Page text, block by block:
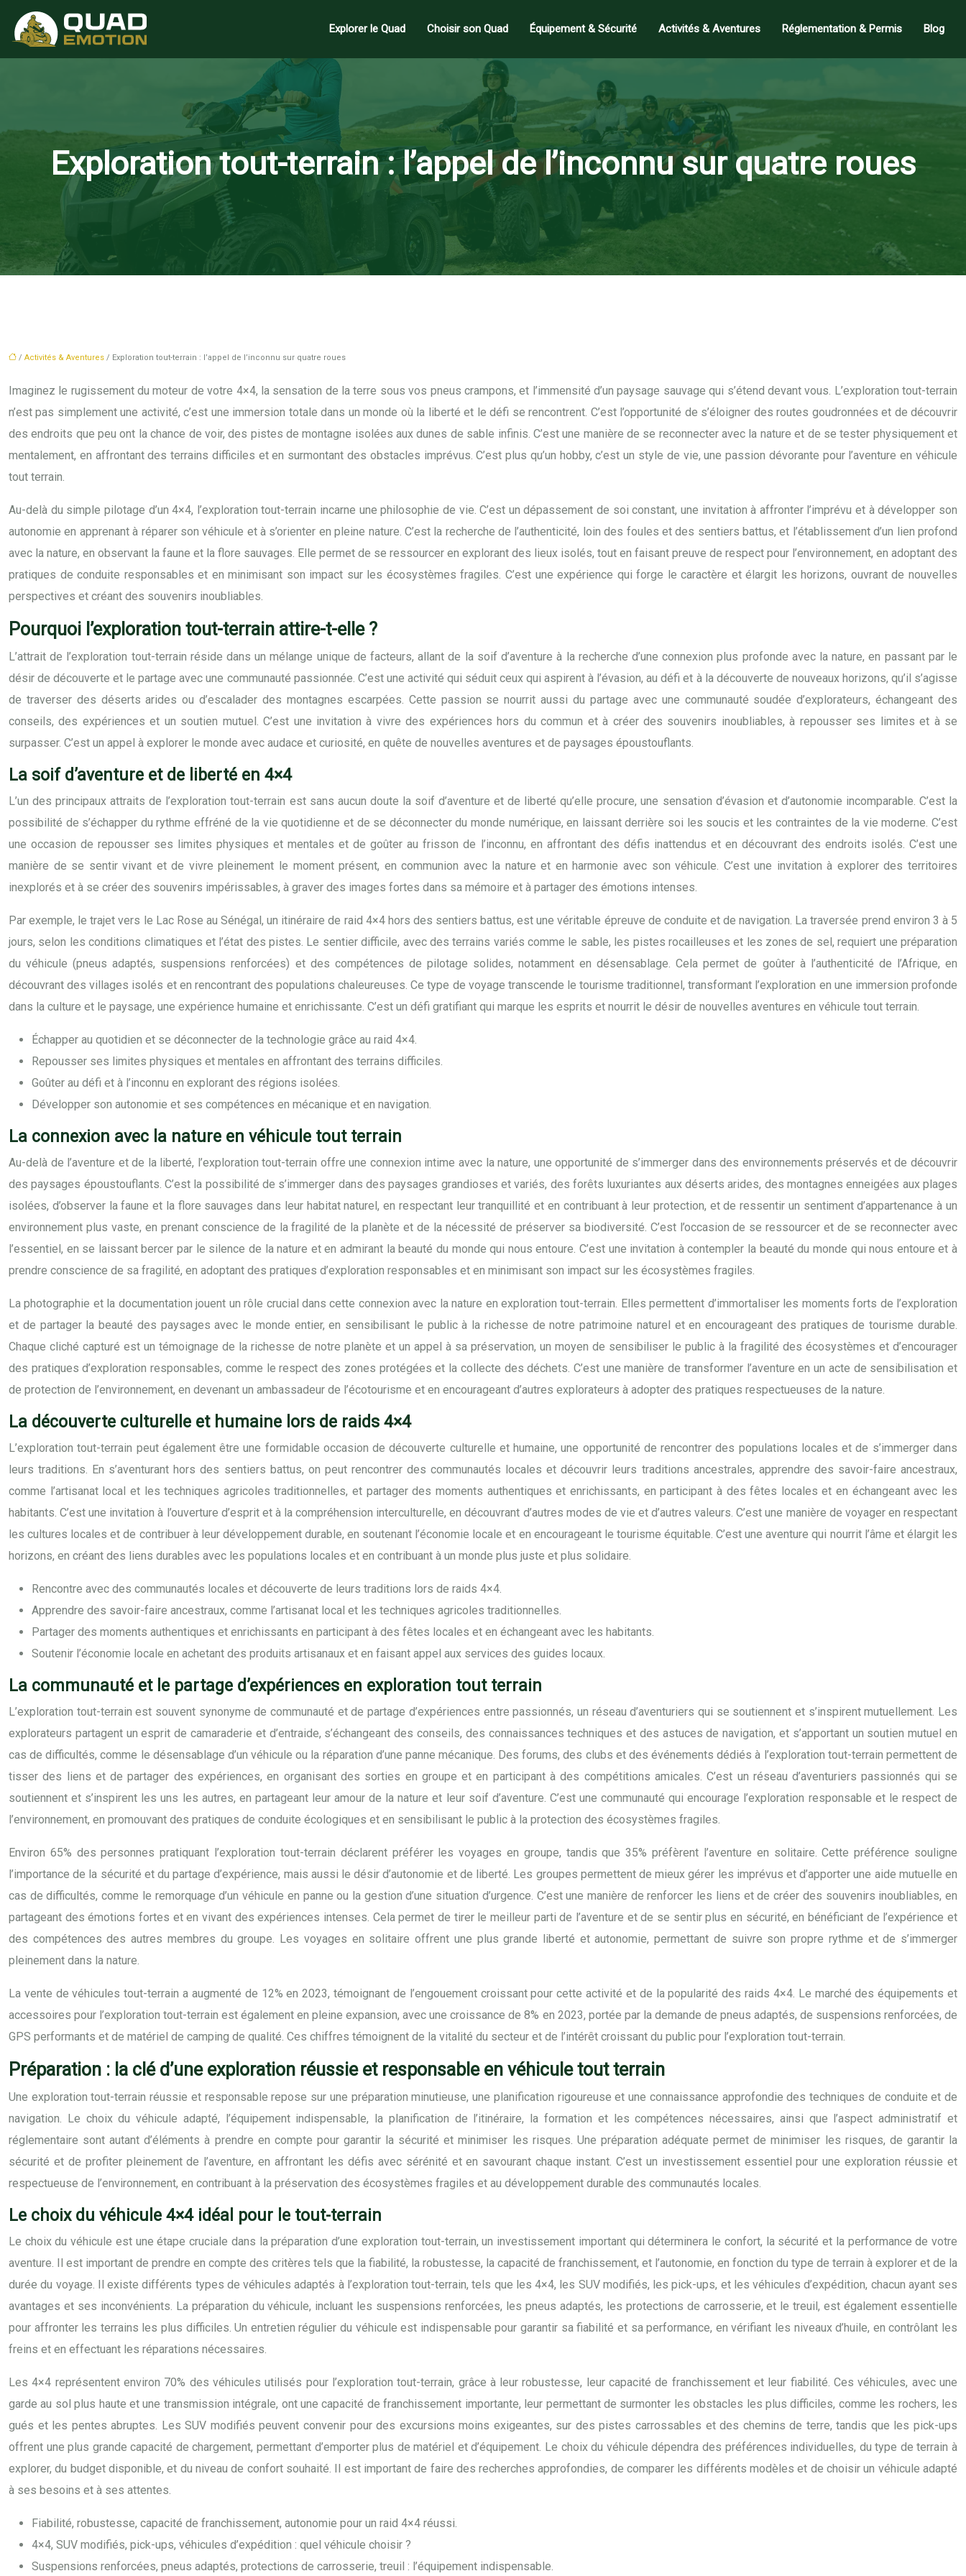
Explorer le Quad Choisir son Quad Équipement & Sécurité Activités & Aventures Réglementation & Permis Blog
Exploration tout-terrain : l’appel de l’inconnu sur quatre roues
/ Activités & Aventures / Exploration tout-terrain : l’appel de l’inconnu sur quatre roues
Imaginez le rugissement du moteur de votre 4×4, la sensation de la terre sous vos pneus crampons, et l’immensité d’un paysage sauvage qui s’étend devant vous. L’exploration tout-terrain
n’est pas simplement une activité, c’est une immersion totale dans un monde où la liberté et le défi se rencontrent. C’est l’opportunité de s’éloigner des routes goudronnées et de découvrir
des endroits que peu ont la chance de voir, des pistes de montagne isolées aux dunes de sable infinis. C’est une manière de se reconnecter avec la nature et de se tester physiquement et
mentalement, en affrontant des terrains difficiles et en surmontant des obstacles imprévus. C’est plus qu’un hobby, c’est un style de vie, une passion dévorante pour l’aventure en véhicule
tout terrain.
Au-delà du simple pilotage d’un 4×4, l’exploration tout-terrain incarne une philosophie de vie. C’est un dépassement de soi constant, une invitation à affronter l’imprévu et à développer son
autonomie en apprenant à réparer son véhicule et à s’orienter en pleine nature. C’est la recherche de l’authenticité, loin des foules et des sentiers battus, et l’établissement d’un lien profond
avec la nature, en observant la faune et la flore sauvages. Elle permet de se ressourcer en explorant des lieux isolés, tout en faisant preuve de respect pour l’environnement, en adoptant des
pratiques de conduite responsables et en minimisant son impact sur les écosystèmes fragiles. C’est une expérience qui forge le caractère et élargit les horizons, ouvrant de nouvelles
perspectives et créant des souvenirs inoubliables.
Pourquoi l’exploration tout-terrain attire-t-elle ?
L’attrait de l’exploration tout-terrain réside dans un mélange unique de facteurs, allant de la soif d’aventure à la recherche d’une connexion plus profonde avec la nature, en passant par le
désir de découverte et le partage avec une communauté passionnée. C’est une activité qui séduit ceux qui aspirent à l’évasion, au défi et à la découverte de nouveaux horizons, qu’il s’agisse
de traverser des déserts arides ou d’escalader des montagnes escarpées. Cette passion se nourrit aussi du partage avec une communauté soudée d’explorateurs, échangeant des
conseils, des expériences et un soutien mutuel. C’est une invitation à vivre des expériences hors du commun et à créer des souvenirs inoubliables, à repousser ses limites et à se
surpasser. C’est un appel à explorer le monde avec audace et curiosité, en quête de nouvelles aventures et de paysages époustouflants.
La soif d’aventure et de liberté en 4×4
L’un des principaux attraits de l’exploration tout-terrain est sans aucun doute la soif d’aventure et de liberté qu’elle procure, une sensation d’évasion et d’autonomie incomparable. C’est la
possibilité de s’échapper du rythme effréné de la vie quotidienne et de se déconnecter du monde numérique, en laissant derrière soi les soucis et les contraintes de la vie moderne. C’est
une occasion de repousser ses limites physiques et mentales et de goûter au frisson de l’inconnu, en affrontant des défis inattendus et en découvrant des endroits isolés. C’est une
manière de se sentir vivant et de vivre pleinement le moment présent, en communion avec la nature et en harmonie avec son véhicule. C’est une invitation à explorer des territoires
inexplorés et à se créer des souvenirs impérissables, à graver des images fortes dans sa mémoire et à partager des émotions intenses.
Par exemple, le trajet vers le Lac Rose au Sénégal, un itinéraire de raid 4×4 hors des sentiers battus, est une véritable épreuve de conduite et de navigation. La traversée prend environ 3 à 5
jours, selon les conditions climatiques et l’état des pistes. Le sentier difficile, avec des terrains variés comme le sable, les pistes rocailleuses et les zones de sel, requiert une préparation
du véhicule (pneus adaptés, suspensions renforcées) et des compétences de pilotage solides, notamment en désensablage. Cela permet de goûter à l’authenticité de l’Afrique, en
découvrant des villages isolés et en rencontrant des populations chaleureuses. Ce type de voyage transcende le tourisme traditionnel, transformant l’exploration en une immersion profonde
dans la culture et le paysage, une expérience humaine et enrichissante. C’est un défi gratifiant qui marque les esprits et nourrit le désir de nouvelles aventures en véhicule tout terrain.
Échapper au quotidien et se déconnecter de la technologie grâce au raid 4×4.
Repousser ses limites physiques et mentales en affrontant des terrains difficiles.
Goûter au défi et à l’inconnu en explorant des régions isolées.
Développer son autonomie et ses compétences en mécanique et en navigation.
La connexion avec la nature en véhicule tout terrain
Au-delà de l’aventure et de la liberté, l’exploration tout-terrain offre une connexion intime avec la nature, une opportunité de s’immerger dans des environnements préservés et de découvrir
des paysages époustouflants. C’est la possibilité de s’immerger dans des paysages grandioses et variés, des forêts luxuriantes aux déserts arides, des montagnes enneigées aux plages
isolées, d’observer la faune et la flore sauvages dans leur habitat naturel, en respectant leur tranquillité et en contribuant à leur protection, et de ressentir un sentiment d’appartenance à un
environnement plus vaste, en prenant conscience de la fragilité de la planète et de la nécessité de préserver sa biodiversité. C’est l’occasion de se ressourcer et de se reconnecter avec
l’essentiel, en se laissant bercer par le silence de la nature et en admirant la beauté du monde qui nous entoure. C’est une invitation à contempler la beauté du monde qui nous entoure et à
prendre conscience de sa fragilité, en adoptant des pratiques d’exploration responsables et en minimisant son impact sur les écosystèmes fragiles.
La photographie et la documentation jouent un rôle crucial dans cette connexion avec la nature en exploration tout-terrain. Elles permettent d’immortaliser les moments forts de l’exploration
et de partager la beauté des paysages avec le monde entier, en sensibilisant le public à la richesse de notre patrimoine naturel et en encourageant des pratiques de tourisme durable.
Chaque cliché capturé est un témoignage de la richesse de notre planète et un appel à sa préservation, un moyen de sensibiliser le public à la fragilité des écosystèmes et d’encourager
des pratiques d’exploration responsables, comme le respect des zones protégées et la collecte des déchets. C’est une manière de transformer l’aventure en un acte de sensibilisation et
de protection de l’environnement, en devenant un ambassadeur de l’écotourisme et en encourageant d’autres explorateurs à adopter des pratiques respectueuses de la nature.
La découverte culturelle et humaine lors de raids 4×4
L’exploration tout-terrain peut également être une formidable occasion de découverte culturelle et humaine, une opportunité de rencontrer des populations locales et de s’immerger dans
leurs traditions. En s’aventurant hors des sentiers battus, on peut rencontrer des communautés locales et découvrir leurs traditions ancestrales, apprendre des savoir-faire ancestraux,
comme l’artisanat local et les techniques agricoles traditionnelles, et partager des moments authentiques et enrichissants, en participant à des fêtes locales et en échangeant avec les
habitants. C’est une invitation à l’ouverture d’esprit et à la compréhension interculturelle, en découvrant d’autres modes de vie et d’autres valeurs. C’est une manière de voyager en respectant
les cultures locales et de contribuer à leur développement durable, en soutenant l’économie locale et en encourageant le tourisme équitable. C’est une aventure qui nourrit l’âme et élargit les
horizons, en créant des liens durables avec les populations locales et en contribuant à un monde plus juste et plus solidaire.
Rencontre avec des communautés locales et découverte de leurs traditions lors de raids 4×4.
Apprendre des savoir-faire ancestraux, comme l’artisanat local et les techniques agricoles traditionnelles.
Partager des moments authentiques et enrichissants en participant à des fêtes locales et en échangeant avec les habitants.
Soutenir l’économie locale en achetant des produits artisanaux et en faisant appel aux services des guides locaux.
La communauté et le partage d’expériences en exploration tout terrain
L’exploration tout-terrain est souvent synonyme de communauté et de partage d’expériences entre passionnés, un réseau d’aventuriers qui se soutiennent et s’inspirent mutuellement. Les
explorateurs partagent un esprit de camaraderie et d’entraide, s’échangeant des conseils, des connaissances techniques et des astuces de navigation, et s’apportant un soutien mutuel en
cas de difficultés, comme le désensablage d’un véhicule ou la réparation d’une panne mécanique. Des forums, des clubs et des événements dédiés à l’exploration tout-terrain permettent de
tisser des liens et de partager des expériences, en organisant des sorties en groupe et en participant à des compétitions amicales. C’est un réseau d’aventuriers passionnés qui se
soutiennent et s’inspirent les uns les autres, en partageant leur amour de la nature et leur soif d’aventure. C’est une communauté qui encourage l’exploration responsable et le respect de
l’environnement, en promouvant des pratiques de conduite écologiques et en sensibilisant le public à la protection des écosystèmes fragiles.
Environ 65% des personnes pratiquant l’exploration tout-terrain déclarent préférer les voyages en groupe, tandis que 35% préfèrent l’aventure en solitaire. Cette préférence souligne
l’importance de la sécurité et du partage d’expérience, mais aussi le désir d’autonomie et de liberté. Les groupes permettent de mieux gérer les imprévus et d’apporter une aide mutuelle en
cas de difficultés, comme le remorquage d’un véhicule en panne ou la gestion d’une situation d’urgence. C’est une manière de renforcer les liens et de créer des souvenirs inoubliables, en
partageant des émotions fortes et en vivant des expériences intenses. Cela permet de tirer le meilleur parti de l’aventure et de se sentir plus en sécurité, en bénéficiant de l’expérience et
des compétences des autres membres du groupe. Les voyages en solitaire offrent une plus grande liberté et autonomie, permettant de suivre son propre rythme et de s’immerger
pleinement dans la nature.
La vente de véhicules tout-terrain a augmenté de 12% en 2023, témoignant de l’engouement croissant pour cette activité et de la popularité des raids 4×4. Le marché des équipements et
accessoires pour l’exploration tout-terrain est également en pleine expansion, avec une croissance de 8% en 2023, portée par la demande de pneus adaptés, de suspensions renforcées, de
GPS performants et de matériel de camping de qualité. Ces chiffres témoignent de la vitalité du secteur et de l’intérêt croissant du public pour l’exploration tout-terrain.
Préparation : la clé d’une exploration réussie et responsable en véhicule tout terrain
Une exploration tout-terrain réussie et responsable repose sur une préparation minutieuse, une planification rigoureuse et une connaissance approfondie des techniques de conduite et de
navigation. Le choix du véhicule adapté, l’équipement indispensable, la planification de l’itinéraire, la formation et les compétences nécessaires, ainsi que l’aspect administratif et
réglementaire sont autant d’éléments à prendre en compte pour garantir la sécurité et minimiser les risques. Une préparation adéquate permet de minimiser les risques, de garantir la
sécurité et de profiter pleinement de l’aventure, en affrontant les défis avec sérénité et en savourant chaque instant. C’est un investissement essentiel pour une exploration réussie et
respectueuse de l’environnement, en contribuant à la préservation des écosystèmes fragiles et au développement durable des communautés locales.
Le choix du véhicule 4×4 idéal pour le tout-terrain
Le choix du véhicule est une étape cruciale dans la préparation d’une exploration tout-terrain, un investissement important qui déterminera le confort, la sécurité et la performance de votre
aventure. Il est important de prendre en compte des critères tels que la fiabilité, la robustesse, la capacité de franchissement, et l’autonomie, en fonction du type de terrain à explorer et de la
durée du voyage. Il existe différents types de véhicules adaptés à l’exploration tout-terrain, tels que les 4×4, les SUV modifiés, les pick-ups, et les véhicules d’expédition, chacun ayant ses
avantages et ses inconvénients. La préparation du véhicule, incluant les suspensions renforcées, les pneus adaptés, les protections de carrosserie, et le treuil, est également essentielle
pour affronter les terrains les plus difficiles. Un entretien régulier du véhicule est indispensable pour garantir sa fiabilité et sa performance, en vérifiant les niveaux d’huile, en contrôlant les
freins et en effectuant les réparations nécessaires.
Les 4×4 représentent environ 70% des véhicules utilisés pour l’exploration tout-terrain, grâce à leur robustesse, leur capacité de franchissement et leur fiabilité. Ces véhicules, avec une
garde au sol plus haute et une transmission intégrale, ont une capacité de franchissement importante, leur permettant de surmonter les obstacles les plus difficiles, comme les rochers, les
gués et les pentes abruptes. Les SUV modifiés peuvent convenir pour des excursions moins exigeantes, sur des pistes carrossables et des chemins de terre, tandis que les pick-ups
offrent une plus grande capacité de chargement, permettant d’emporter plus de matériel et d’équipement. Le choix du véhicule dépendra des préférences individuelles, du type de terrain à
explorer, du budget disponible, et du niveau de confort souhaité. Il est important de faire des recherches approfondies, de comparer les différents modèles et de choisir un véhicule adapté
à ses besoins et à ses attentes.
Fiabilité, robustesse, capacité de franchissement, autonomie pour un raid 4×4 réussi.
4×4, SUV modifiés, pick-ups, véhicules d’expédition : quel véhicule choisir ?
Suspensions renforcées, pneus adaptés, protections de carrosserie, treuil : l’équipement indispensable.